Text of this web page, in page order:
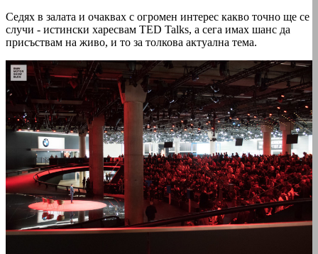
Седях в залата и очаквах с огромен интерес какво точно ще се
случи - истински харесвам TED Talks, а сега имах шанс да
присъствам на живо, и то за толкова актуална тема.